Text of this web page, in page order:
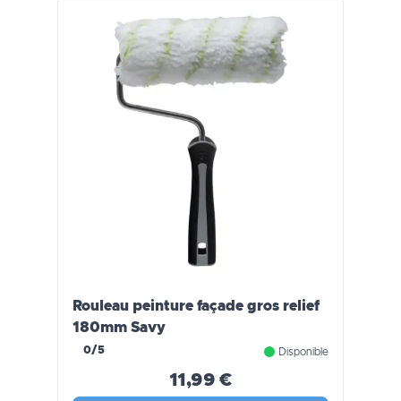
Rouleau peinture façade gros relief
180mm Savy
0/5 Disponible
11,99 €